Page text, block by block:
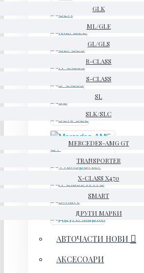
GLK
ML/GLE
GL/GLS
R-CLASS
S-CLASS
SL
SLK/SLC
MERCEDES-AMG GT
TRANSPORTER
X-CLASS X470
SMART
ДРУГИ МАРКИ
АВТОЧАСТИ НОВИ
АКСЕСОАРИ